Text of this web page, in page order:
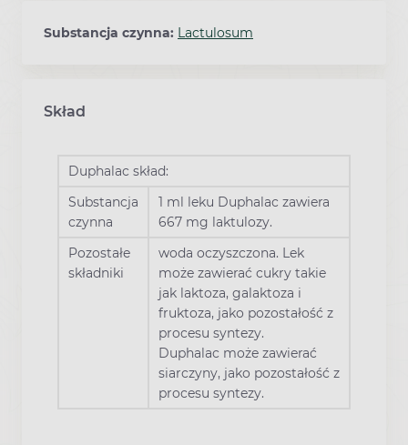
Substancja czynna: Lactulosum
Skład
Duphalac skład:
Substancja
czynna
1 ml leku Duphalac zawiera
667 mg laktulozy.
Pozostałe
składniki
woda oczyszczona. Lek
może zawierać cukry takie
jak laktoza, galaktoza i
fruktoza, jako pozostałość z
procesu syntezy.
Duphalac może zawierać
siarczyny, jako pozostałość z
procesu syntezy.